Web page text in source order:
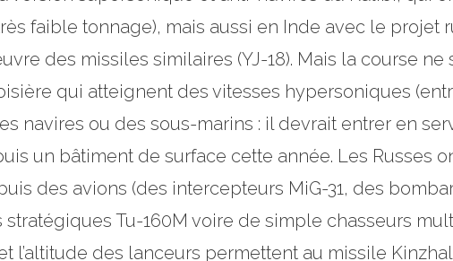
faible tonnage), mais aussi en Inde avec le projet
des missiles similaires (YJ-18). Mais la course ne
qui atteignent des vitesses hypersoniques
navires ou des sous-marins : il devrait entrer en
un bâtiment de surface cette année. Les Russes
des avions (des intercepteurs MiG-31, des
Tu-160M voire de simple chasseurs
et l’altitude des lanceurs permettent au missile